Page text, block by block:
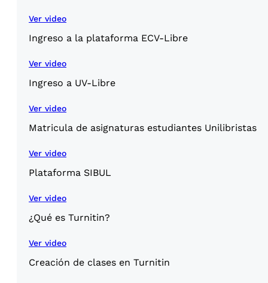
Ver video
Ingreso a la plataforma ECV-Libre
Ver video
Ingreso a UV-Libre
Ver video
Matricula de asignaturas estudiantes Unilibristas
Ver video
Plataforma SIBUL
Ver video
¿Qué es Turnitin?
Ver video
Creación de clases en Turnitin